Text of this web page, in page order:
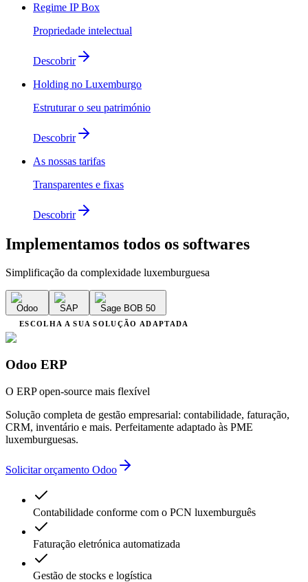
Regime IP Box
Propriedade intelectual
Descobrir
Holding no Luxemburgo
Estruturar o seu património
Descobrir
As nossas tarifas
Transparentes e fixas
Descobrir
Implementamos todos os softwares
Simplificação da complexidade luxemburguesa
Odoo SAP Sage BOB 50
ESCOLHA A SUA SOLUÇÃO ADAPTADA
Odoo ERP
O ERP open-source mais flexível
Solução completa de gestão empresarial: contabilidade, faturação,
CRM, inventário e mais. Perfeitamente adaptado às PME
luxemburguesas.
Solicitar orçamento Odoo
Contabilidade conforme com o PCN luxemburguês
Faturação eletrónica automatizada
Gestão de stocks e logística